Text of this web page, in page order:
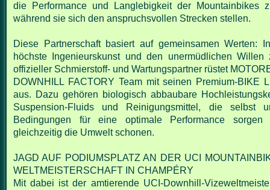
die Performance und Langlebigkeit der Mountainbikes
während sie sich den anspruchsvollen Strecken stellen.
Diese Partnerschaft basiert auf gemeinsamen Werten:
höchste Ingenieurskunst und den unermüdlichen
offizieller Schmierstoff- und Wartungspartner rüstet
DOWNHILL FACTORY Team mit seinen Premium-BIKE
aus. Dazu gehören biologisch abbaubare
Suspension-Fluids und Reinigungsmittel, die selbst
Bedingungen für eine optimale Performance
gleichzeitig die Umwelt schonen.
JAGD AUF PODIUMSPLATZ AN DER UCI
WELTMEISTERSCHAFT IN CHAMPÉRY
Mit dabei ist der amtierende UCI-Downhill-